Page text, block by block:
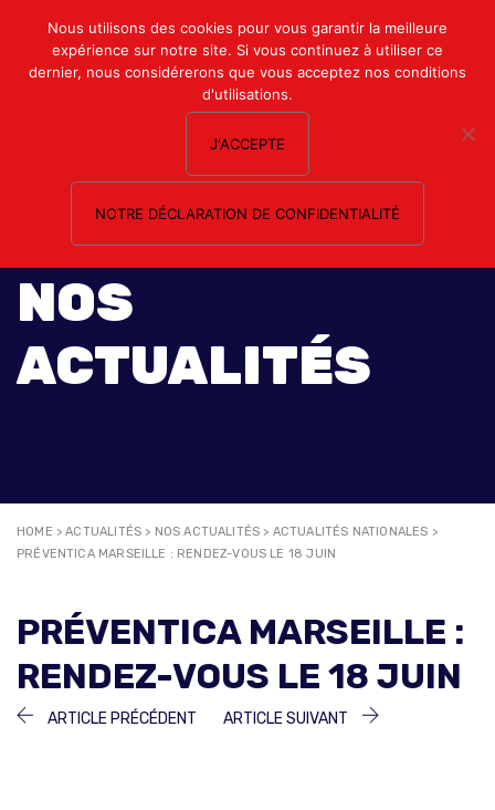
Mon compte
Nous contacter
NOS
ACTUALITÉS
HOME >ACTUALITÉS > NOS ACTUALITÉS > ACTUALITÉS NATIONALES >
PRÉVENTICA MARSEILLE : RENDEZ-VOUS LE 18 JUIN
PRÉVENTICA MARSEILLE :
RENDEZ-VOUS LE 18 JUIN
NAVIGATION
ARTICLE PRÉCÉDENT ARTICLE
ARTICLE SUIVANT
ARTICLE
Nous utilisons des cookies pour vous garantir la meilleure
expérience sur notre site. Si vous continuez à utiliser ce
dernier, nous considérerons que vous acceptez nos conditions
d'utilisations.
J'ACCEPTE
NOTRE DÉCLARATION DE CONFIDENTIALITÉ